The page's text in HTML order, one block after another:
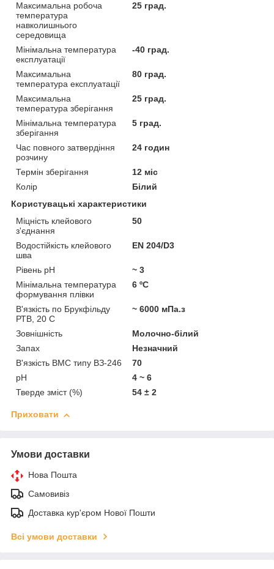
Максимальна робоча
температура
навколишнього
середовища
25 град.
Мінімальна температура
експлуатації
-40 град.
Максимальна
температура експлуатації
80 град.
Максимальна
температура зберігання
25 град.
Мінімальна температура
зберігання
5 град.
Час повного затвердіння
розчину
24 годин
Термін зберігання
12 міс
Колір
Білий
Користувацькi характеристики
Міцність клейового
з'єднання
50
Водостійкість клейового
шва
EN 204/D3
Рівень pH
~ 3
Мінімальна температура
формування плівки
6 ºC
В'язкість по Брукфільду
РТВ, 20 C
~ 6000 мПа.з
Зовнішність
Молочно-білий
Запах
Незначний
В'язкість ВМС типу ВЗ-246
70
pH
4 ~ 6
Тверде зміст (%)
54 ± 2
Приховати
Умови доставки
Нова Пошта
Самовивіз
Доставка кур'єром Нової Пошти
Всі умови доставки